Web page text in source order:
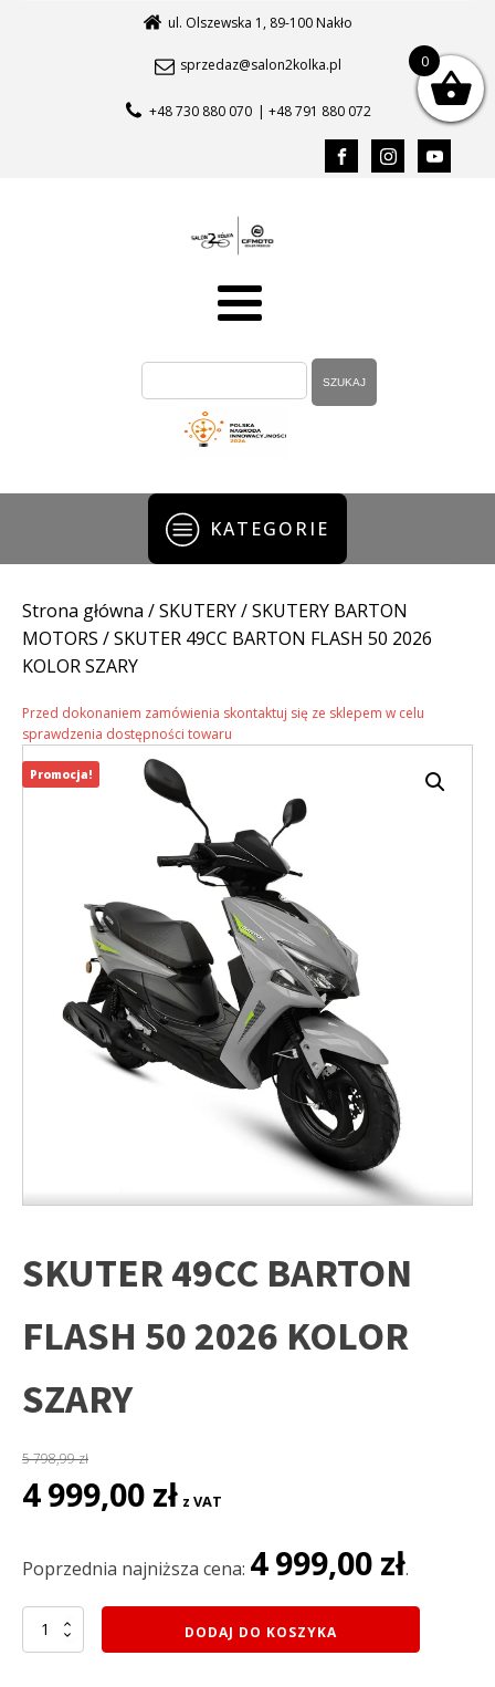
ul. Olszewska 1, 89-100 Nakło
sprzedaz@salon2kolka.pl
+48 730 880 070 | +48 791 880 072
KATEGORIE
Strona główna /SKUTERY/SKUTERY BARTON
MOTORS / SKUTER 49CC BARTON FLASH 50 2026
KOLOR SZARY
Przed dokonaniem zamówienia skontaktuj się ze sklepem w celu
sprawdzenia dostępności towaru
SKUTER 49CC BARTON
FLASH 50 2026 KOLOR
SZARY
5 798,99zł
Pierwotna
cena
5
4 999,00 zł cena
4
z VAT
Poprzednia najniższa cena: 4 999,00 zł.
ilość
SKUTER
DODAJ DO KOSZYKA
Promocja!
0